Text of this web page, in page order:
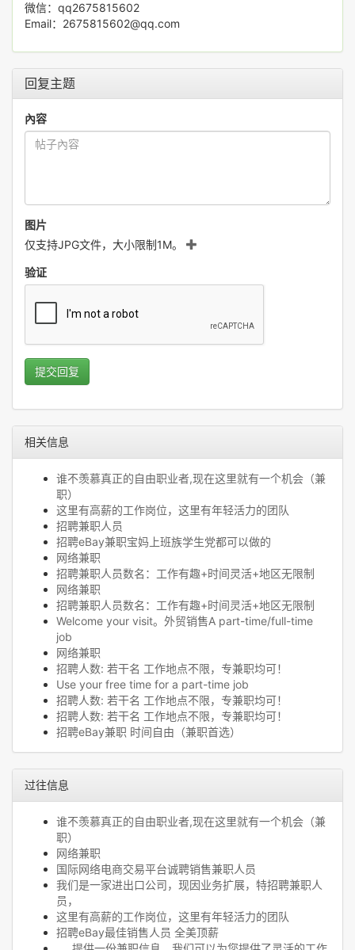
微信：qq2675815602
Email：2675815602@qq.com
回复主题
內容
图片
仅支持JPG文件，大小限制1M。
验证
提交回复
相关信息
谁不羡慕真正的自由职业者,现在这里就有一个机会（兼
职）
这里有高薪的工作岗位，这里有年轻活力的团队
招聘兼职人员
招聘eBay兼职宝妈上班族学生党都可以做的
网络兼职
招聘兼职人员数名：工作有趣+时间灵活+地区无限制
网络兼职
招聘兼职人员数名：工作有趣+时间灵活+地区无限制
Welcome your visit。外贸销售A part-time/full-time
job
网络兼职
招聘人数: 若干名 工作地点不限，专兼职均可！
Use your free time for a part-time job
招聘人数: 若干名 工作地点不限，专兼职均可！
招聘人数: 若干名 工作地点不限，专兼职均可！
招聘eBay兼职 时间自由（兼职首选）
过往信息
谁不羡慕真正的自由职业者,现在这里就有一个机会（兼
职）
网络兼职
国际网络电商交易平台诚聘销售兼职人员
我们是一家进出口公司，现因业务扩展，特招聘兼职人
员，
这里有高薪的工作岗位，这里有年轻活力的团队
招聘eBay最佳销售人员 全美顶薪